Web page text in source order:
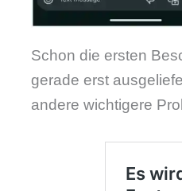
Schon die ersten
gerade erst
andere wichtigere